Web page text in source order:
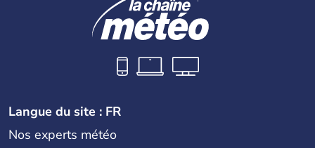
Langue du site : FR
Nos experts météo